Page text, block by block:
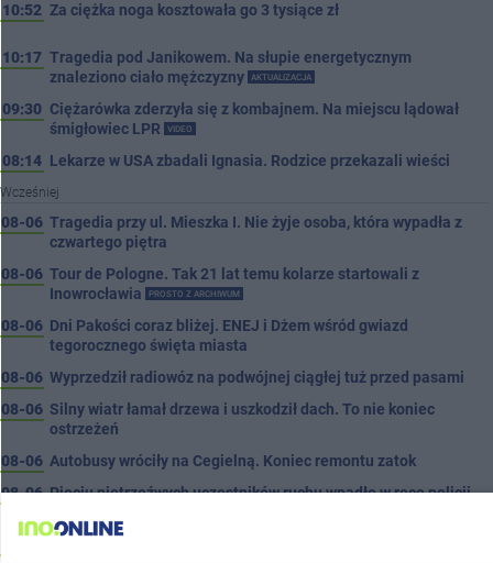
10:52 Za ciężka noga kosztowała go 3 tysiące zł
10:17 Tragedia pod Janikowem. Na słupie energetycznym
znaleziono ciało mężczyzny
AKTUALIZACJA
09:30 Ciężarówka zderzyła się z kombajnem. Na miejscu lądował
śmigłowiec LPR
VIDEO
08:14 Lekarze w USA zbadali Ignasia. Rodzice przekazali wieści
Wcześniej
08-06 Tragedia przy ul. Mieszka I. Nie żyje osoba, która wypadła z
czwartego piętra
08-06 Tour de Pologne. Tak 21 lat temu kolarze startowali z
Inowrocławia
PROSTO Z ARCHIWUM
08-06 Dni Pakości coraz bliżej. ENEJ i Dżem wśród gwiazd
tegorocznego święta miasta
08-06 Wyprzedził radiowóz na podwójnej ciągłej tuż przed pasami
08-06 Silny wiatr łamał drzewa i uszkodził dach. To nie koniec
ostrzeżeń
08-06 Autobusy wróciły na Cegielną. Koniec remontu zatok
08-06 Pięciu nietrzeźwych uczestników ruchu wpadło w ręce policji.